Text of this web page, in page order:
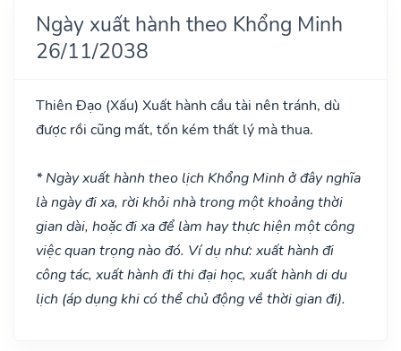
Ngày xuất hành theo Khổng Minh
26/11/2038
Thiên Đạo (Xấu) Xuất hành cầu tài nên tránh, dù
được rồi cũng mất, tốn kém thất lý mà thua.
* Ngày xuất hành theo lịch Khổng Minh ở đây nghĩa
là ngày đi xa, rời khỏi nhà trong một khoảng thời
gian dài, hoặc đi xa để làm hay thực hiện một công
việc quan trọng nào đó. Ví dụ như: xuất hành đi
công tác, xuất hành đi thi đại học, xuất hành di du
lịch (áp dụng khi có thể chủ động về thời gian đi).